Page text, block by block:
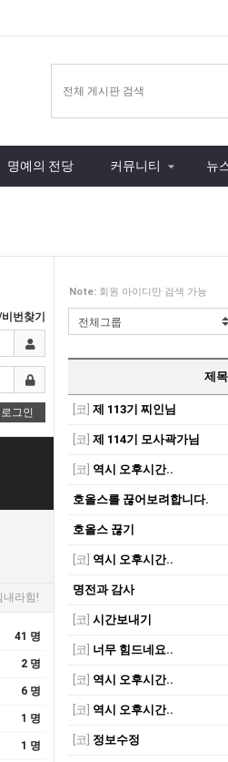
명예의 전당 커뮤니티 뉴
번찾기
로그인
내라힘!
41 명
2 명
6 명
1 명
1 명
Note: 회원 아이디만 검색 가능
제목
[코] 제 113기 찌인님
[코] 제 114기 모사곽가님
[코] 역시 오후시간..
호올스를 끊어보려합니다.
호올스 끊기
[코] 역시 오후시간..
명전과 감사
[코] 시간보내기
[코] 너무 힘드네요..
[코] 역시 오후시간..
[코] 역시 오후시간..
[코] 정보수정